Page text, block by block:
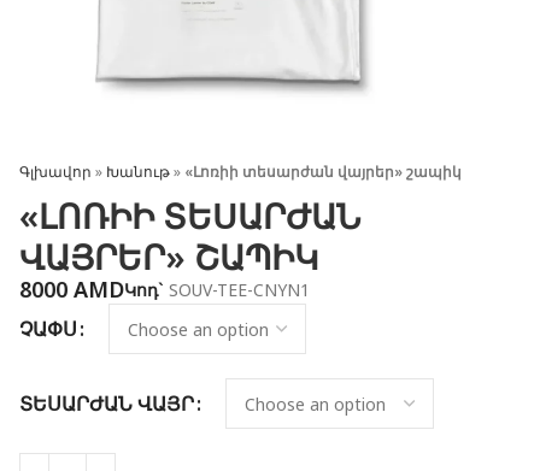
Գլխավոր » Խանութ» «Լոռիի տեսարժան վայրեր» շապիկ
«ԼՈՌԻԻ ՏԵՍԱՐԺԱՆ
ՎԱՅՐԵՐ» ՇԱՊԻԿ
8000 AMDԿոդ` SOUV-TEE-CNYN1
ՉԱՓՍ
ՏԵՍԱՐԺԱՆ ՎԱՅՐ